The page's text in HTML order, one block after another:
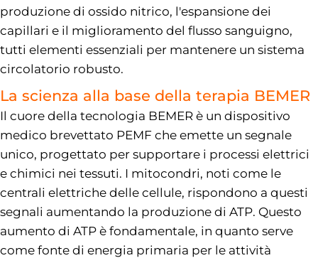
produzione di ossido nitrico, l'espansione dei
capillari e il miglioramento del flusso sanguigno,
tutti elementi essenziali per mantenere un sistema
circolatorio robusto.
La scienza alla base della terapia BEMER
Il cuore della tecnologia BEMER è un dispositivo
medico brevettato PEMF che emette un segnale
unico, progettato per supportare i processi elettrici
e chimici nei tessuti. I mitocondri, noti come le
centrali elettriche delle cellule, rispondono a questi
segnali aumentando la produzione di ATP. Questo
aumento di ATP è fondamentale, in quanto serve
come fonte di energia primaria per le attività